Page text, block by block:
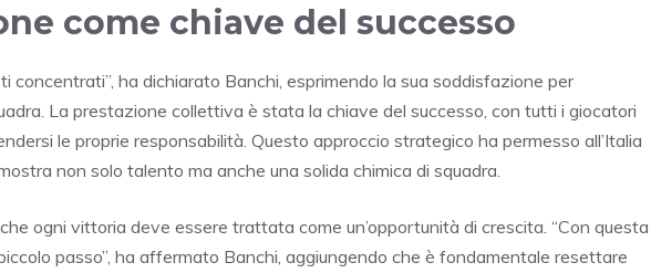
come chiave del successo
concentrati”, ha dichiarato Banchi, esprimendo la sua soddisfazione per
La prestazione collettiva è stata la chiave del successo, con tutti i giocatori
le proprie responsabilità. Questo approccio strategico ha permesso all’Italia
non solo talento ma anche una solida chimica di squadra.
ogni vittoria deve essere trattata come un’opportunità di crescita. “Con questa
passo”, ha affermato Banchi, aggiungendo che è fondamentale resettare